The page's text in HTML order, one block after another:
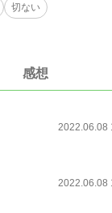
切ない
感想
2022.06.08
2022.06.08